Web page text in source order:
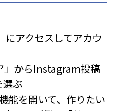
アクセスしてアカウ
」からInstagram投稿
選ぶ
能を開いて、作りたい